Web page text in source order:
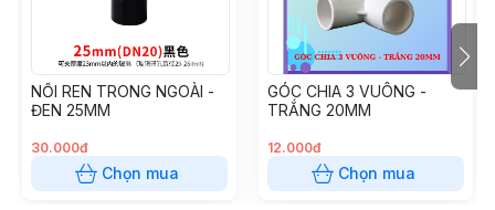
- Dễ dàng vận chuyển đóng gói
- Mặt ngoài sáng bóng, mặt trong bóng mịn, hệ số ma
sát cực nhỏ
- Chịu áp suất cao
- Lắp đặt dễ dàng, chính xác, bền không thấm nước
- Độ bền cơ học và độ chịu va đập cao
- Thời hạn sử dụng> 50 năm.
NỐI REN TRONG NGOÀI -
ĐEN 25MM
30.000đ
Chọn mua
GÓC CHIA 3 VUÔNG -
TRẮNG 20MM
12.000đ
Chọn mua